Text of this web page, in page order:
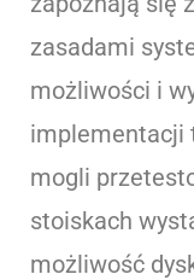
zasadami
możliwości i
implementacji
mogli
stoiskach
możliwość